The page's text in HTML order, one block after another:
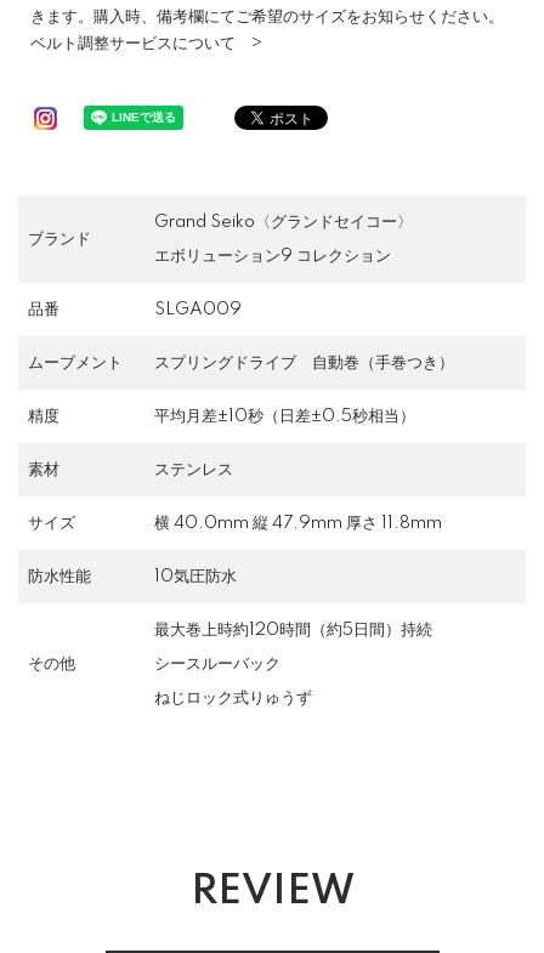
きます。購入時、備考欄にてご希望のサイズをお知らせください。
ベルト調整サービスについて >
ブランド
Grand Seiko〈グランドセイコー〉
エボリューション9 コレクション
品番 SLGA009
ムーブメント スプリングドライブ 自動巻（手巻つき）
精度 平均月差±10秒（日差±0.5秒相当）
素材 ステンレス
サイズ 横 40.0mm 縦 47.9mm 厚さ 11.8mm
防水性能 10気圧防水
その他
最大巻上時約120時間（約5日間）持続
シースルーバック
ねじロック式りゅうず
REVIEW